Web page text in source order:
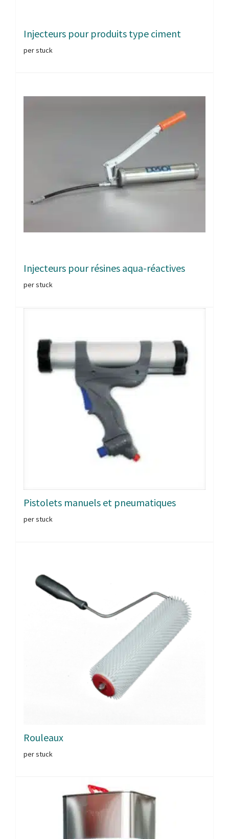
Injecteurs pour produits type ciment
per stuck
Injecteurs pour résines aqua-réactives
per stuck
Pistolets manuels et pneumatiques
per stuck
Rouleaux
per stuck